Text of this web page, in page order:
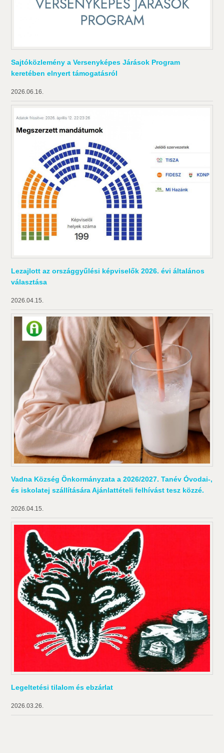
Sajtóközlemény a Versenyképes Járások Program
keretében elnyert támogatásról
2026.06.16.
Lezajlott az országgyűlési képviselők 2026. évi általános
választása
2026.04.15.
Vadna Község Önkormányzata a 2026/2027. Tanév Óvodai-,
és iskolatej szállítására Ajánlattételi felhívást tesz közzé.
2026.04.15.
Legeltetési tilalom és ebzárlat
2026.03.26.